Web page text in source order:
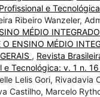
e
Ribeiro Wanzeler,
MÉDIO
O ENSINO MÉDIO
, Revista
e Tecnológica: v. 1 n.
Lelis Gori, Rivadavia
Castilho, Marcelo